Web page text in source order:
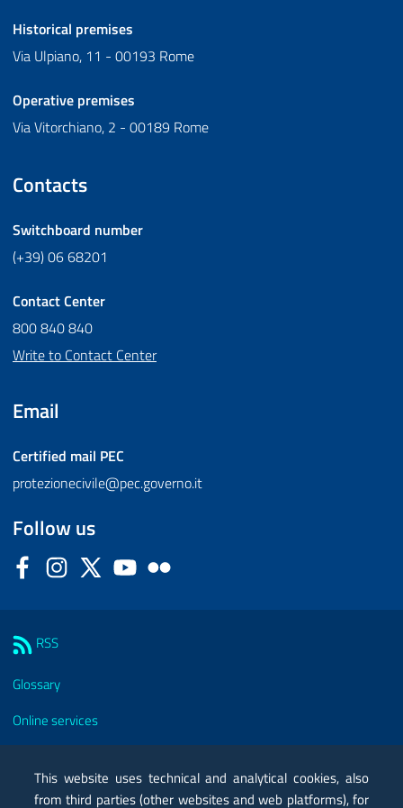
Historical premises
Via Ulpiano, 11 - 00193 Rome
Operative premises
Via Vitorchiano, 2 - 00189 Rome
Contacts
Switchboard number
(+39) 06 68201
Contact Center
800 840 840
Write to Contact Center
Email
Certified mail PEC
protezionecivile@pec.governo.it
Follow us
FacebookInstagram
Twitter YouTube
RSS
Glossary
Online services
Certified mail PEC
This website uses technical and analytical cookies, also
from third parties (other websites and web platforms), for